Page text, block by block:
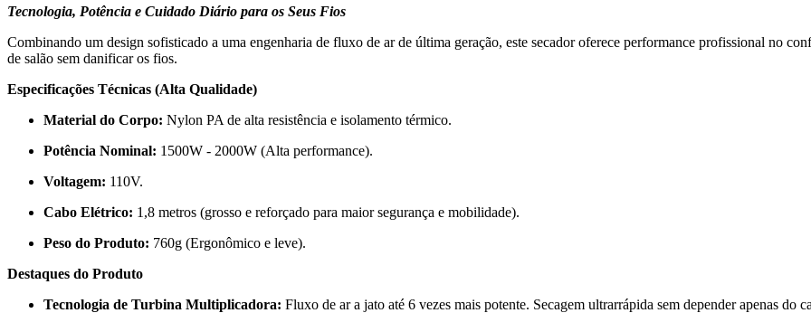
Tecnologia, Potência e Cuidado Diário para os Seus Fios
Combinando um design sofisticado a uma engenharia de fluxo de ar de última geração, este secador oferece performance profissional no
de salão sem danificar os fios.
Especificações Técnicas (Alta Qualidade)
Material do Corpo: Nylon PA de alta resistência e isolamento térmico.
Potência Nominal: 1500W - 2000W (Alta performance).
Voltagem: 110V.
Cabo Elétrico: 1,8 metros (grosso e reforçado para maior segurança e mobilidade).
Peso do Produto: 760g (Ergonômico e leve).
Destaques do Produto
Tecnologia de Turbina Multiplicadora: Fluxo de ar a jato até 6 vezes mais potente. Secagem ultrarrápida sem depender apenas do